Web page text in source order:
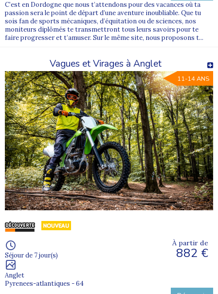
C’est en Dordogne que nous t’attendons pour des vacances où ta
passion sera le point de départ d’une aventure inoubliable. Que tu
sois fan de sports mécaniques, d’équitation ou de sciences, nos
moniteurs diplômés te transmettront tous leurs savoirs pour te
faire progresser et t’amuser. Sur le même site, nous proposons t...
Vagues et Virages à Anglet
11-14 ANS
Séjour de 7 jour(s)
Anglet
Pyrenees-atlantiques - 64
À partir de
882 €